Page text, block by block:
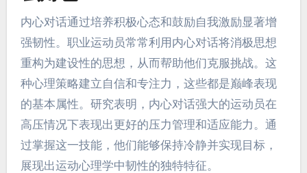
内心对话通过培养积极心态和鼓励自我激励显著增
强韧性。职业运动员常常利用内心对话将消极思想
重构为建设性的思想，从而帮助他们克服挑战。这
种心理策略建立自信和专注力，这些都是巅峰表现
的基本属性。研究表明，内心对话强大的运动员在
高压情况下表现出更好的压力管理和适应能力。通
过掌握这一技能，他们能够保持冷静并实现目标，
展现出运动心理学中韧性的独特特征。